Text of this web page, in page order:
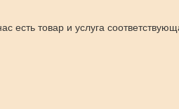
есть товар и услуга